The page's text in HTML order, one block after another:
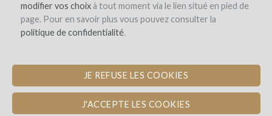
modifier vos choixà tout moment via le lien situé en pied de
page. Pour en savoir plus vous pouvez consulter la
politique de confidentialité.
JE REFUSE LES COOKIES
J'ACCEPTE LES COOKIES
MAKING WINES ON VOLCANIC SOIL
IN AZORES